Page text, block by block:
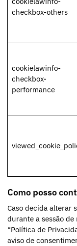
checkbox-others
cookielawinfo-
checkbox-
performance
Como posso
Caso decida alterar
durante a sessão
“Política de
aviso de